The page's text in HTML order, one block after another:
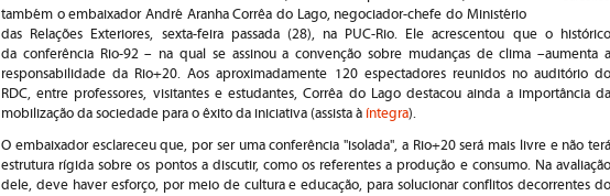
também o embaixador André Aranha Corrêa do Lago, negociador-chefe do Ministério
das Relações Exteriores, sexta-feira passada (28), na PUC-Rio. Ele acrescentou que o histórico
da conferência Rio-92 – na qual se assinou a convenção sobre mudanças de clima –aumenta a
responsabilidade da Rio+20. Aos aproximadamente 120 espectadores reunidos no auditório do
RDC, entre professores, visitantes e estudantes, Corrêa do Lago destacou ainda a importância da
mobilização da sociedade para o êxito da iniciativa (assista à íntegra).
O embaixador esclareceu que, por ser uma conferência "isolada", a Rio+20 será mais livre e não terá
estrutura rígida sobre os pontos a discutir, como os referentes a produção e consumo. Na avaliação
dele, deve haver esforço, por meio de cultura e educação, para solucionar conflitos decorrentes do